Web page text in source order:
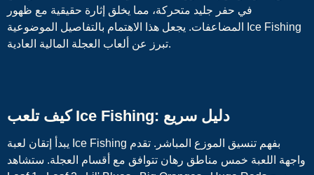
في حفر جليد متحركة، مما يخلق إثارة حقيقية مع ظهور
المضاعفات. يجعل هذا الاهتمام بالتفاصيل الموضوعية Ice Fishing
تبرز عن ألعاب العجلة المالية العادية.
كيف تلعب Ice Fishing: دليل سريع
يبدأ إتقان لعبة Ice Fishing بفهم تنسيق الموزع المباشر. تقدم
واجهة اللعبة خمس مناطق رهان تتوافق مع أقسام العجلة. ستشاهد